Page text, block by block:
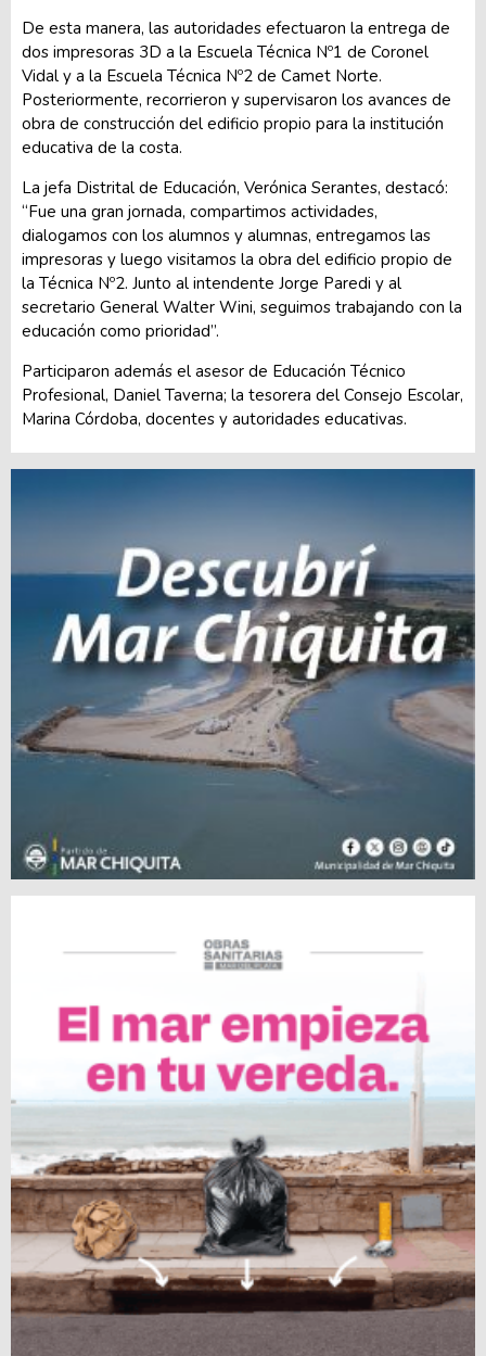
De esta manera, las autoridades efectuaron la entrega de
dos impresoras 3D a la Escuela Técnica Nº1 de Coronel
Vidal y a la Escuela Técnica Nº2 de Camet Norte.
Posteriormente, recorrieron y supervisaron los avances de
obra de construcción del edificio propio para la institución
educativa de la costa.
La jefa Distrital de Educación, Verónica Serantes, destacó:
“Fue una gran jornada, compartimos actividades,
dialogamos con los alumnos y alumnas, entregamos las
impresoras y luego visitamos la obra del edificio propio de
la Técnica Nº2. Junto al intendente Jorge Paredi y al
secretario General Walter Wini, seguimos trabajando con la
educación como prioridad”.
Participaron además el asesor de Educación Técnico
Profesional, Daniel Taverna; la tesorera del Consejo Escolar,
Marina Córdoba, docentes y autoridades educativas.